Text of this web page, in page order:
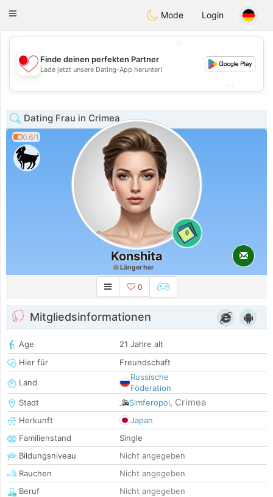
Chat
Toggle
Mode Login
💖
💕
Finde deinen perfekten Partner
Lade jetzt unsere Dating-App herunter!
Dating Frau in Crimea
0.6/1
0
Konshita
Länger her
0
Mitgliedsinformationen
Age
21 Jahre alt
Hier für
Freundschaft
Land
Russische
Föderation
Stadt
Simferopol, Crimea
Herkunft
Japan
Familienstand
Single
Bildungsniveau
Nicht angegeben
Rauchen
Nicht angegeben
Beruf
Nicht angegeben